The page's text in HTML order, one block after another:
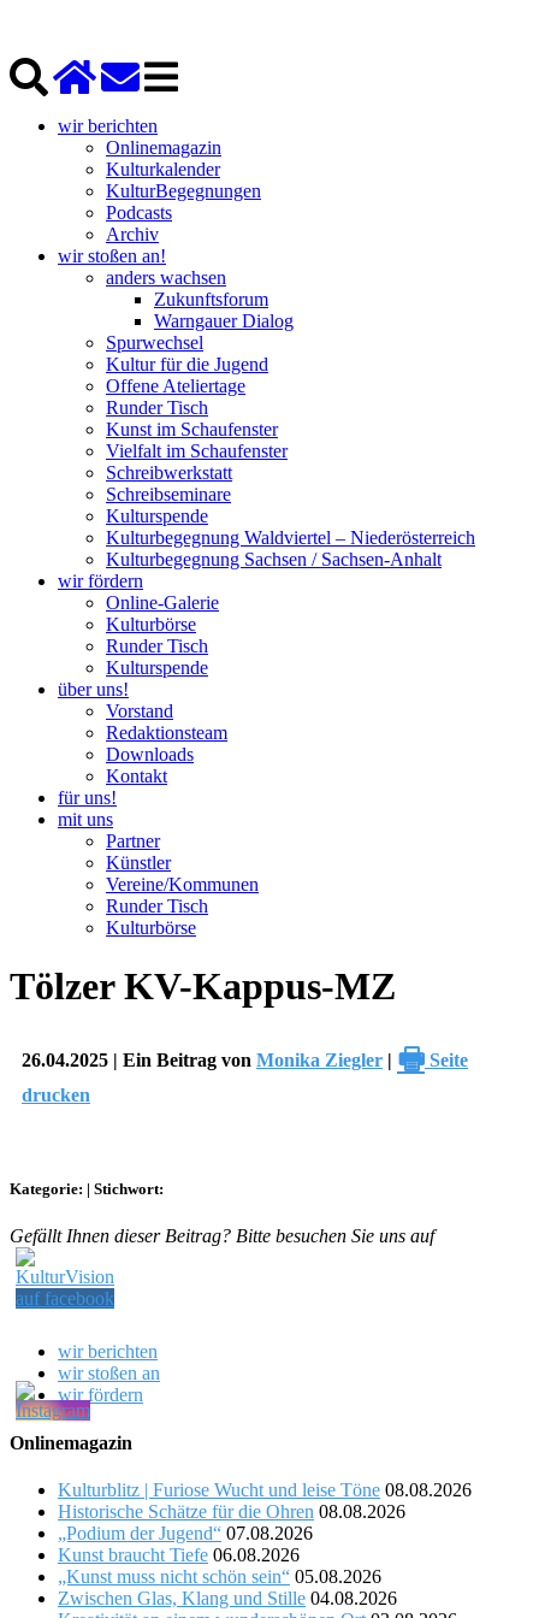
wir berichten
Onlinemagazin
Kulturkalender
KulturBegegnungen
Podcasts
Archiv
wir stoßen an!
anders wachsen
Zukunftsforum
Warngauer Dialog
Spurwechsel
Kultur für die Jugend
Offene Ateliertage
Runder Tisch
Kunst im Schaufenster
Vielfalt im Schaufenster
Schreibwerkstatt
Schreibseminare
Kulturspende
Kulturbegegnung Waldviertel – Niederösterreich
Kulturbegegnung Sachsen / Sachsen-Anhalt
wir fördern
Online-Galerie
Kulturbörse
Runder Tisch
Kulturspende
über uns!
Vorstand
Redaktionsteam
Downloads
Kontakt
für uns!
mit uns
Partner
Künstler
Vereine/Kommunen
Runder Tisch
Kulturbörse
Tölzer KV-Kappus-MZ
26.04.2025 | Ein Beitrag von Monika Ziegler | 🖶 Seite
drucken
Kategorie: | Stichwort:
Gefällt Ihnen dieser Beitrag? Bitte besuchen Sie uns auf
wir berichten
wir stoßen an
wir fördern
Onlinemagazin
Kulturblitz | Furiose Wucht und leise Töne 08.08.2026
Historische Schätze für die Ohren 08.08.2026
„Podium der Jugend“ 07.08.2026
Kunst braucht Tiefe 06.08.2026
„Kunst muss nicht schön sein“ 05.08.2026
Zwischen Glas, Klang und Stille 04.08.2026